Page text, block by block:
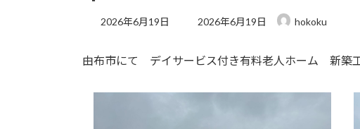
2026年6月19日 2026年6月19日 hokoku
由布市にて デイサービス付き有料老人ホーム 新築